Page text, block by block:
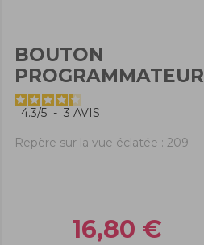
BOUTON
PROGRAMMATEUR
4.3/5 - 3 AVIS
Repère sur la vue éclatée : 209
16,80 €